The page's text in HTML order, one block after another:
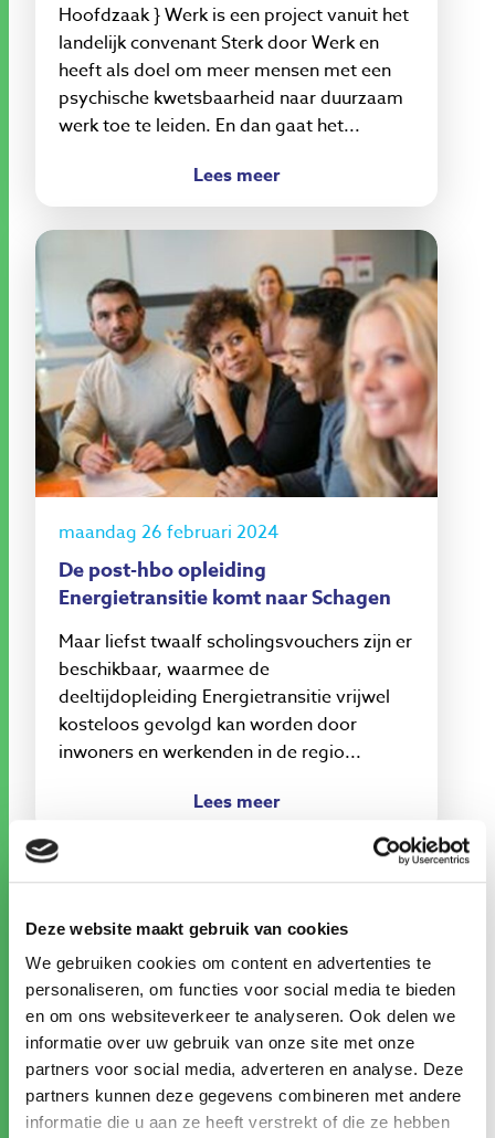
Deze website maakt gebruik van cookies
We gebruiken cookies om content en advertenties te
personaliseren, om functies voor social media te bieden
en om ons websiteverkeer te analyseren. Ook delen we
informatie over uw gebruik van onze site met onze
partners voor social media, adverteren en analyse. Deze
partners kunnen deze gegevens combineren met andere
informatie die u aan ze heeft verstrekt of die ze hebben
Hoofdzaak } Werk is een project vanuit het
landelijk convenant Sterk door Werk en
heeft als doel om meer mensen met een
psychische kwetsbaarheid naar duurzaam
werk toe te leiden. En dan gaat het...
Lees meer
maandag 26 februari 2024
De post-hbo opleiding
Energietransitie komt naar Schagen
Maar liefst twaalf scholingsvouchers zijn er
beschikbaar, waarmee de
deeltijdopleiding Energietransitie vrijwel
kosteloos gevolgd kan worden door
inwoners en werkenden in de regio...
Lees meer